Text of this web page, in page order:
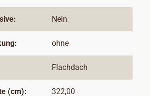
Nein
ohne
Flachdach
(cm): 322,00